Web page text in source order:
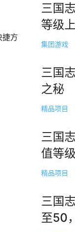
捷方
三国
等级
集团游戏
三国
之秘
精品项目
三国
值等
精品项目
三国
至50